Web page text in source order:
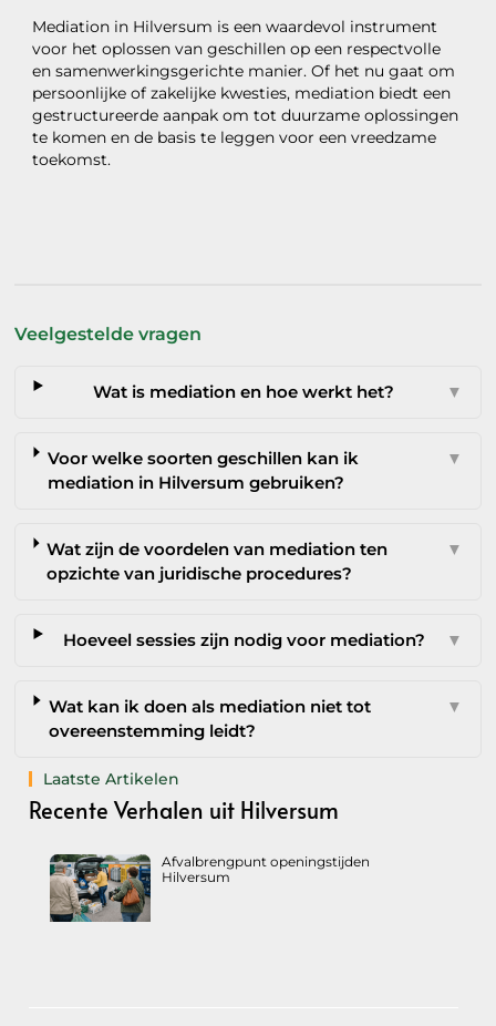
Mediation in Hilversum is een waardevol instrument
voor het oplossen van geschillen op een respectvolle
en samenwerkingsgerichte manier. Of het nu gaat om
persoonlijke of zakelijke kwesties, mediation biedt een
gestructureerde aanpak om tot duurzame oplossingen
te komen en de basis te leggen voor een vreedzame
toekomst.
Veelgestelde vragen
Wat is mediation en hoe werkt het? ▼
Voor welke soorten geschillen kan ik
mediation in Hilversum gebruiken?
▼
Wat zijn de voordelen van mediation ten
opzichte van juridische procedures?
▼
Hoeveel sessies zijn nodig voor mediation? ▼
Wat kan ik doen als mediation niet tot
overeenstemming leidt?
▼
Laatste Artikelen
Recente Verhalen uit Hilversum
Afvalbrengpunt openingstijden
Hilversum